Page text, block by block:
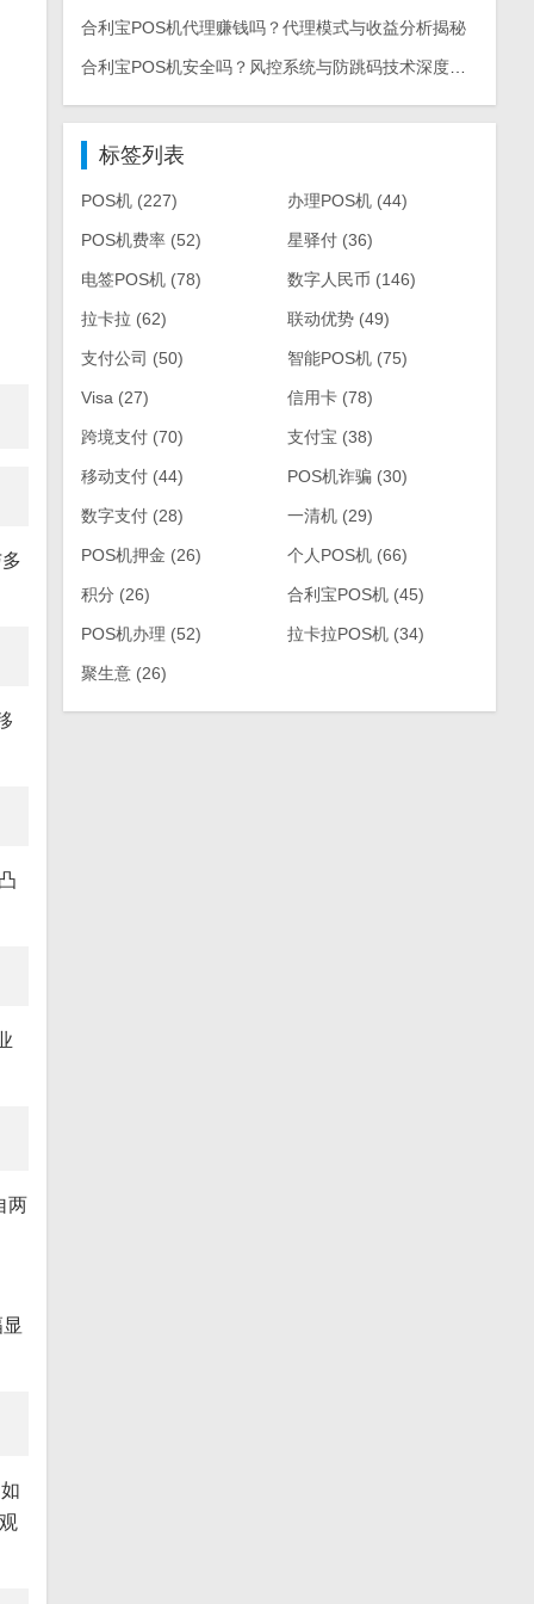
两
合利宝POS机代理赚钱吗？代理模式与收益分析揭秘
合利宝POS机安全吗？风控系统与防跳码技术深度解析
标签列表
POS机(227) 办理POS机(44)
POS机费率(52) 星驿付(36)
电签POS机(78) 数字人民币 (146)
拉卡拉 (62) 联动优势(49)
支付公司 (50) 智能POS机(75)
Visa (27) 信用卡(78)
跨境支付(70) 支付宝 (38)
移动支付(44) POS机诈骗(30)
数字支付(28) 一清机(29)
POS机押金 (26) 个人POS机(66)
积分 (26) 合利宝POS机(45)
POS机办理 (52) 拉卡拉POS机(34)
聚生意(26)